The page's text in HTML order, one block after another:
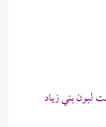
لبونبني زياد